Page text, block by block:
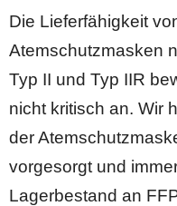
Die Lieferfähigkeit
Atemschutzmasken
Typ II und Typ IIR
nicht kritisch an. Wir
der
vorgesorgt und
Lagerbestand an